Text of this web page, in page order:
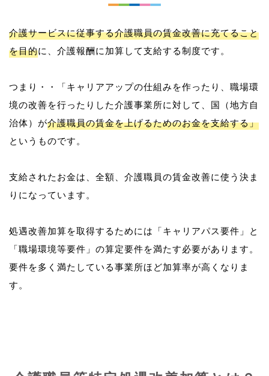
介護サービスに従事する介護職員の賃金改善に充てること
を目的に、介護報酬に加算して支給する制度です。
つまり・・「キャリアアップの仕組みを作ったり、職場環
境の改善を行ったりした介護事業所に対して、国（地方自
治体）が介護職員の賃金を上げるためのお金を支給する」
というものです。
支給されたお金は、全額、介護職員の賃金改善に使う決ま
りになっています。
処遇改善加算を取得するためには「キャリアパス要件」と
「職場環境等要件」の算定要件を満たす必要があります。
要件を多く満たしている事業所ほど加算率が高くなりま
す。